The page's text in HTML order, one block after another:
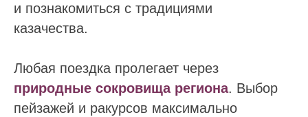
и познакомиться с традициями
казачества.
Любая поездка пролегает через
природные сокровища региона. Выбор
пейзажей и ракурсов максимально